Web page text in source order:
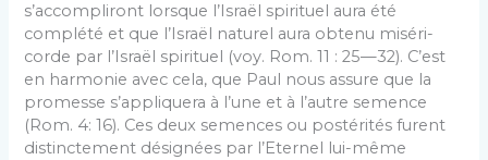
s’accompliront lorsque l’Israël spirituel aura été
complété et que l’Israël naturel aura obtenu miséri­
corde par l’Israël spirituel (voy. Rom. 11 : 25—32). C’est
en harmonie avec cela, que Paul nous assure que la
promesse s’appliquera à l’une et à l’autre se­mence
(Rom. 4: 16). Ces deux semences ou postérités furent
distinctement désignées par l’Eternel lui-même